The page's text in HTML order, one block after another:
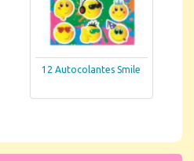
12 Autocolantes Smile